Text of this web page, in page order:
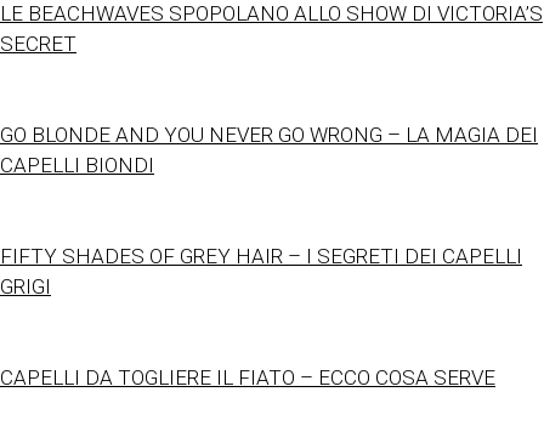
LE BEACHWAVES SPOPOLANO ALLO SHOW DI VICTORIA’S
SECRET
GO BLONDE AND YOU NEVER GO WRONG – LA MAGIA DEI
CAPELLI BIONDI
FIFTY SHADES OF GREY HAIR – I SEGRETI DEI CAPELLI
GRIGI
CAPELLI DA TOGLIERE IL FIATO – ECCO COSA SERVE